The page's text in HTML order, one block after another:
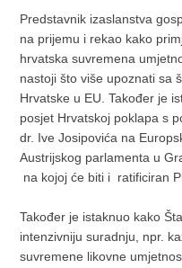
Predstavnik izaslanstva
na prijemu i rekao kako
hrvatska suvremena
nastoji što više upoznati sa
Hrvatske u EU. Također je
posjet Hrvatskoj poklapa s
dr. Ive Josipovića na
Austrijskog parlamenta u
na kojoj će biti i ratificiran
Također je istaknuo kako
intenzivniju suradnju, npr.
suvremene likovne